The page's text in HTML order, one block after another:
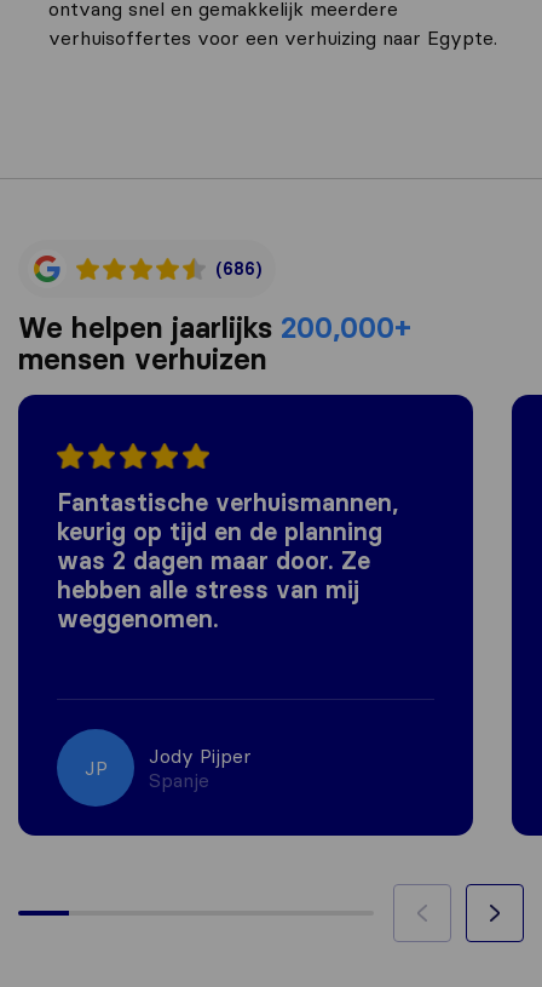
ontvang snel en gemakkelijk meerdere
verhuisoffertes voor een verhuizing naar Egypte.
(686)
We helpen jaarlijks 200,000+
mensen verhuizen
Fantastische verhuismannen,
keurig op tijd en de planning
was 2 dagen maar door. Ze
hebben alle stress van mij
weggenomen.
JP
Jody Pijper
Spanje